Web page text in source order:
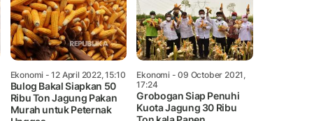
Ekonomi - 12 April 2022, 15:10
Bulog Bakal Siapkan 50
Ribu Ton Jagung Pakan
Murah untuk Peternak
Ekonomi- 09 October 2021,
17:24
Grobogan Siap Penuhi
Kuota Jagung 30 Ribu